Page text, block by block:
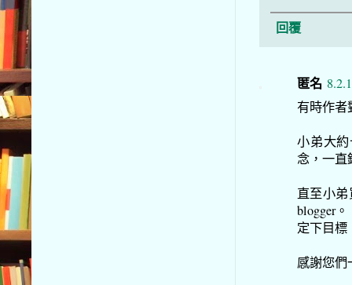
回覆
匿名
有時作者
小弟大
念，一直
直至小
blogger
定下目標
感謝您們